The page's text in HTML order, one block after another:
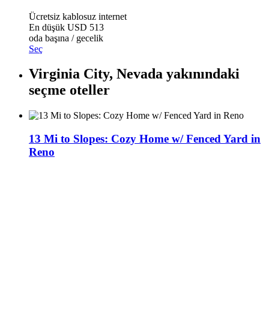
Ücretsiz kablosuz internet
En düşük USD 513
oda başına / gecelik
Seç
Virginia City, Nevada yakınındaki
seçme oteller
13 Mi to Slopes: Cozy Home w/ Fenced Yard in
Reno